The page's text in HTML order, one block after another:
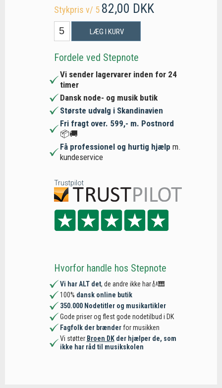
Stykpris v/ 5 82,00 DKK
LÆG I KURV
Fordele ved Stepnote
Vi sender lagervarer inden for 24
timer
Dansk node- og musik butik
Største udvalg i Skandinavien
Fri fragt over. 599,- m. Postnord
📦🚚
Få professionel og hurtig hjælp m.
kundeservice
Trustpilot
Hvorfor handle hos Stepnote
Vi har ALT det, de andre ikke har🎻🎹
100% dansk online butik
350.000 Nodetitler og musikartikler
Gode priser og flest gode nodetilbud i DK
Fagfolk der brænderfor musikken
Vi støtter Broen DKder hjælper de, som
ikke har råd til musikskolen